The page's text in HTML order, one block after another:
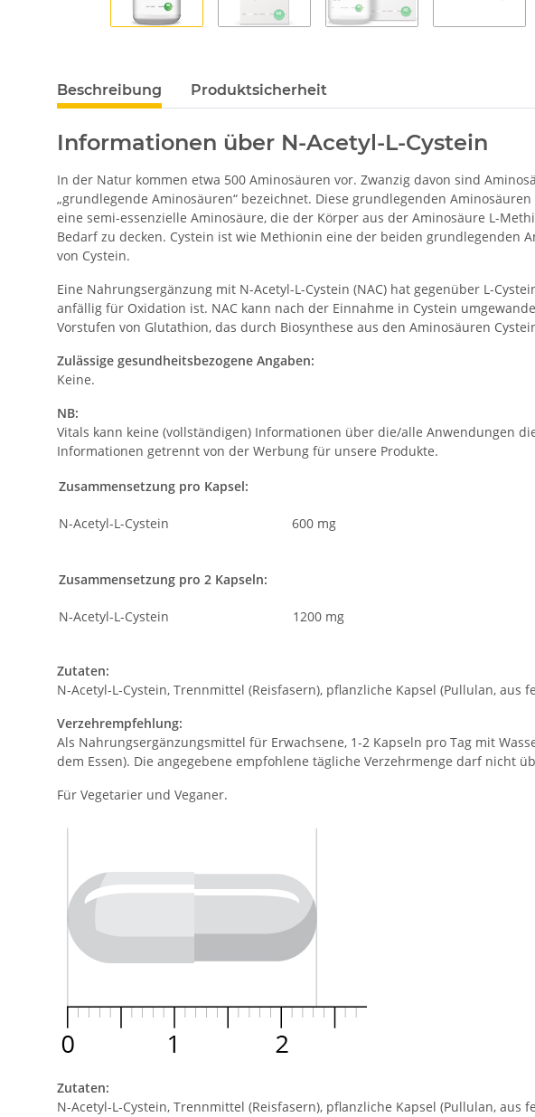
Beschreibung Produktsicherheit
Informationen über N-Acetyl-L-Cystein
In der Natur kommen etwa 500 Aminosäuren vor. Zwanzig davon sind
„grundlegende Aminosäuren“ bezeichnet. Diese grundlegenden
eine semi-essenzielle Aminosäure, die der Körper aus der Aminosäure L-
Bedarf zu decken. Cystein ist wie Methionin eine der beiden grundlegenden
von Cystein.
Eine Nahrungsergänzung mit N-Acetyl-L-Cystein (NAC) hat gegenüber L-
anfällig für Oxidation ist. NAC kann nach der Einnahme in Cystein
Vorstufen von Glutathion, das durch Biosynthese aus den Aminosäuren
Zulässige gesundheitsbezogene Angaben:
Keine.
NB:
Vitals kann keine (vollständigen) Informationen über die/alle Anwendungen
Informationen getrennt von der Werbung für unsere Produkte.
Zusammensetzung pro Kapsel:
N-Acetyl-L-Cystein 600 mg
Zusammensetzung pro 2 Kapseln:
N-Acetyl-L-Cystein 1200 mg
Zutaten:
N-Acetyl-L-Cystein, Trennmittel (Reisfasern), pflanzliche Kapsel (Pullulan, aus
Verzehrempfehlung:
Als Nahrungsergänzungsmittel für Erwachsene, 1-2 Kapseln pro Tag mit
dem Essen). Die angegebene empfohlene tägliche Verzehrmenge darf nicht
Für Vegetarier und Veganer.
Zutaten:
N-Acetyl-L-Cystein, Trennmittel (Reisfasern), pflanzliche Kapsel (Pullulan, aus